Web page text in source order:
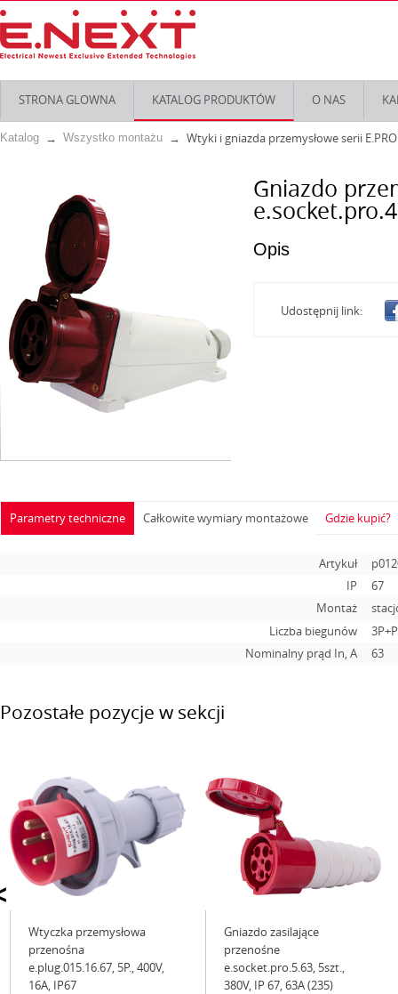
STRONA GLOWNA KATALOG PRODUKTÓW O NAS
Katalog Wszystko montażu Wtyki i gniazda przemysłowe serii E.PRO
Gniazdo
Opis
Udostępnij link:
Parametry techniczne
Artykuł
IP
67
Montaż
Liczba biegunów
Nominalny prąd In, А
63
Całkowite wymiary montażowe Gdzie kupić?
Pozostałe pozycje w sekcji
Wtyczka przemysłowa
przenośna
e.plug.015.16.67, 5P., 400V,
16А, IP67
Gniazdo zasilające
przenośne
e.socket.pro.5.63, 5szt.,
380V, IP 67, 63A (235)